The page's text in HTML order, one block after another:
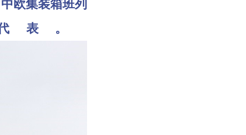
欧集装箱班列
表。